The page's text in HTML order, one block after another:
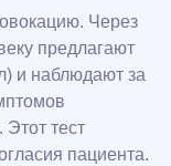
Через
предлагают
и наблюдают за
тест
пациента.